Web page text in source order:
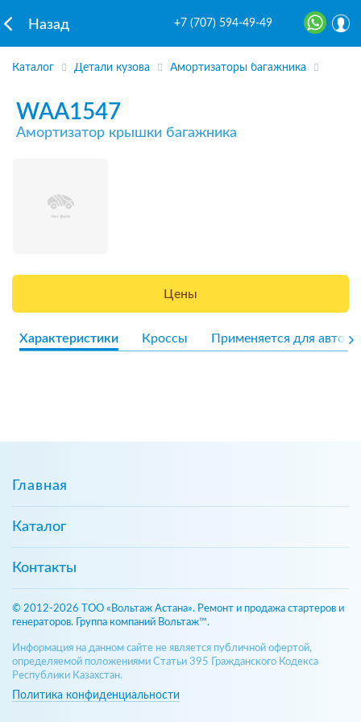
Назад +7 (707) 594-49-49
Каталог Детали кузова Амортизаторы багажника
WAA1547
Амортизатор крышки багажника
Цены
Характеристики Кроссы Применяется для авто
Главная
Каталог
Контакты
© 2012-2026 ТОО «Вольтаж Астана». Ремонт и продажа стартеров и
генераторов. Группа компаний Вольтаж™.
Информация на данном сайте не является публичной офертой,
определяемой положениями Статьи 395 Гражданского Кодекса
Республики Казахстан.
Политика конфиденциальности